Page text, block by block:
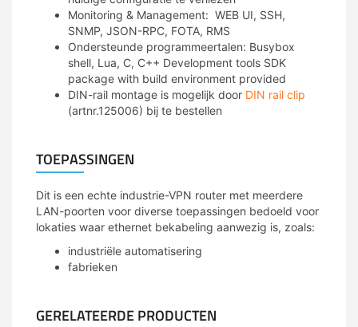
Monitoring & Management: WEB UI, SSH,
SNMP, JSON-RPC, FOTA, RMS
Ondersteunde programmeertalen: Busybox
shell, Lua, C, C++ Development tools SDK
package with build environment provided
DIN-rail montage is mogelijk door DIN rail clip
(artnr.125006) bij te bestellen
TOEPASSINGEN
Dit is een echte industrie-VPN router met meerdere
LAN-poorten voor diverse toepassingen bedoeld voor
lokaties waar ethernet bekabeling aanwezig is, zoals:
industriële automatisering
fabrieken
GERELATEERDE PRODUCTEN